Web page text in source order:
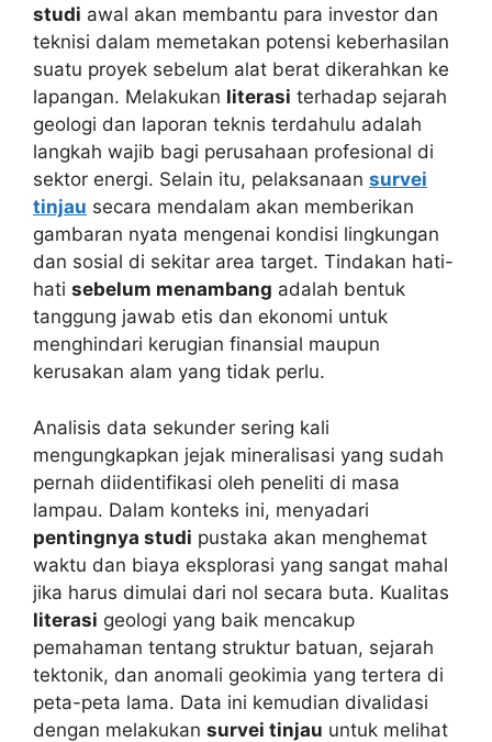
studi awal akan membantu para investor dan
teknisi dalam memetakan potensi keberhasilan
suatu proyek sebelum alat berat dikerahkan ke
lapangan. Melakukan literasi terhadap sejarah
geologi dan laporan teknis terdahulu adalah
langkah wajib bagi perusahaan profesional di
sektor energi. Selain itu, pelaksanaan survei
tinjau secara mendalam akan memberikan
gambaran nyata mengenai kondisi lingkungan
dan sosial di sekitar area target. Tindakan hati-
hati sebelum menambang adalah bentuk
tanggung jawab etis dan ekonomi untuk
menghindari kerugian finansial maupun
kerusakan alam yang tidak perlu.
Analisis data sekunder sering kali
mengungkapkan jejak mineralisasi yang sudah
pernah diidentifikasi oleh peneliti di masa
lampau. Dalam konteks ini, menyadari
pentingnya studi pustaka akan menghemat
waktu dan biaya eksplorasi yang sangat mahal
jika harus dimulai dari nol secara buta. Kualitas
literasi geologi yang baik mencakup
pemahaman tentang struktur batuan, sejarah
tektonik, dan anomali geokimia yang tertera di
peta-peta lama. Data ini kemudian divalidasi
dengan melakukan survei tinjau untuk melihat